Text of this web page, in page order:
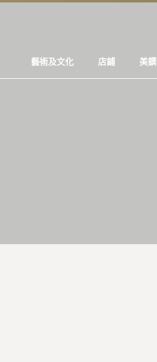
藝術及文化 店鋪 美饌